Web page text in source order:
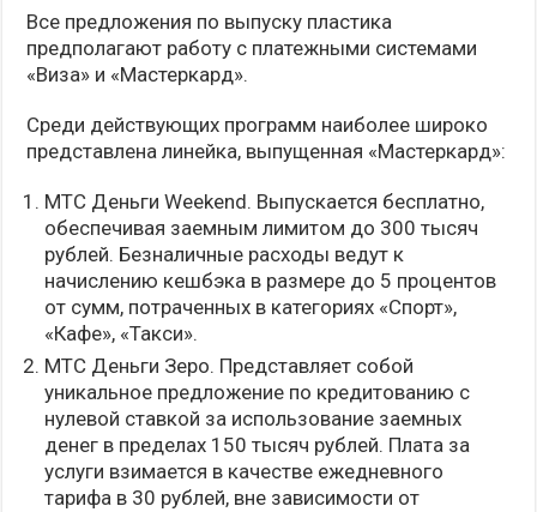
Все предложения по выпуску пластика
предполагают работу с платежными системами
«Виза» и «Мастеркард».
Среди действующих программ наиболее широко
представлена линейка, выпущенная «Мастеркард»:
МТС Деньги Weekend. Выпускается бесплатно,
обеспечивая заемным лимитом до 300 тысяч
рублей. Безналичные расходы ведут к
начислению кешбэка в размере до 5 процентов
от сумм, потраченных в категориях «Спорт»,
«Кафе», «Такси».
МТС Деньги Зеро. Представляет собой
уникальное предложение по кредитованию с
нулевой ставкой за использование заемных
денег в пределах 150 тысяч рублей. Плата за
услуги взимается в качестве ежедневного
тарифа в 30 рублей, вне зависимости от